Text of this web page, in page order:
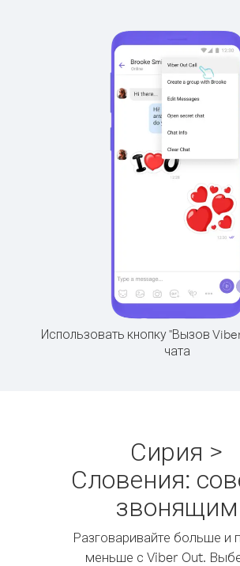
Использовать кнопку "Вызов
чата
Сирия >
Словения:
звонящим
Разговаривайте больше и
меньше с Viber Out.